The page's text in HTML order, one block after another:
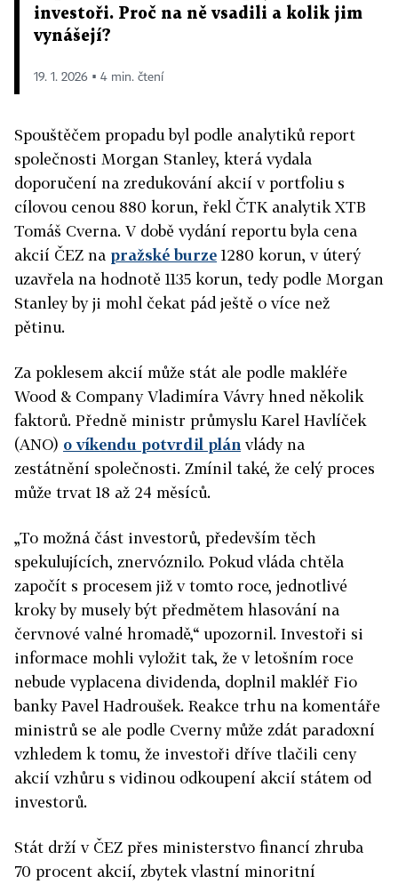
investoři. Proč na ně vsadili a kolik jim
vynášejí?
19. 1. 2026 ▪ 4 min. čtení
Spouštěčem propadu byl podle analytiků report
společnosti Morgan Stanley, která vydala
doporučení na zredukování akcií v portfoliu s
cílovou cenou 880 korun, řekl ČTK analytik XTB
Tomáš Cverna. V době vydání reportu byla cena
akcií ČEZ na pražské burze 1280 korun, v úterý
uzavřela na hodnotě 1135 korun, tedy podle Morgan
Stanley by ji mohl čekat pád ještě o více než
pětinu.
Za poklesem akcií může stát ale podle makléře
Wood & Company Vladimíra Vávry hned několik
faktorů. Předně ministr průmyslu Karel Havlíček
(ANO) o víkendu potvrdil plán vlády na
zestátnění společnosti. Zmínil také, že celý proces
může trvat 18 až 24 měsíců.
„To možná část investorů, především těch
spekulujících, znervóznilo. Pokud vláda chtěla
započít s procesem již v tomto roce, jednotlivé
kroky by musely být předmětem hlasování na
červnové valné hromadě,“ upozornil. Investoři si
informace mohli vyložit tak, že v letošním roce
nebude vyplacena dividenda, doplnil makléř Fio
banky Pavel Hadroušek. Reakce trhu na komentáře
ministrů se ale podle Cverny může zdát paradoxní
vzhledem k tomu, že investoři dříve tlačili ceny
akcií vzhůru s vidinou odkoupení akcií státem od
investorů.
Stát drží v ČEZ přes ministerstvo financí zhruba
70 procent akcií, zbytek vlastní minoritní